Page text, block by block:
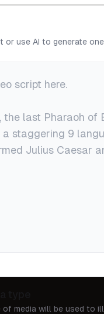
or use AI to generate one
media will be used to